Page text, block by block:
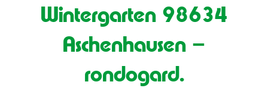
Wintergarten 98634
Aschenhausen –
rondogard.